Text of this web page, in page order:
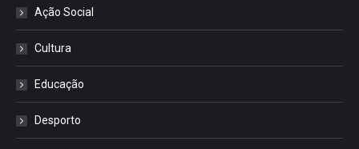
Ação Social
Cultura
Educação
Desporto